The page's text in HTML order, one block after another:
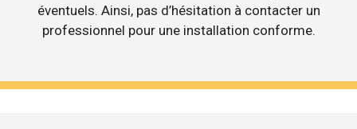
éventuels. Ainsi, pas d’hésitation à contacter un
professionnel pour une installation conforme.